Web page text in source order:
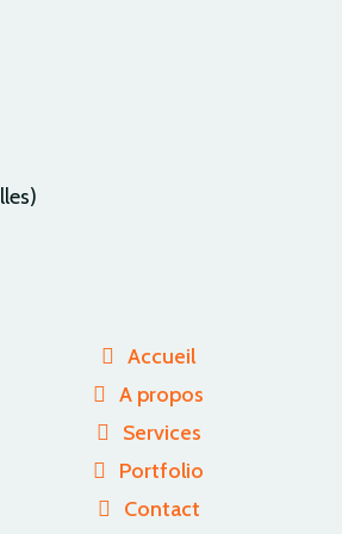
Accueil
A propos
Services
Portfolio
Contact